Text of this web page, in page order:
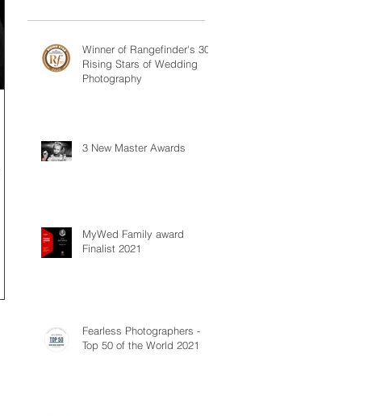
Winner of Rangefinder's 30
Rising Stars of Wedding
Photography
3 New Master Awards
MyWed Family award
Finalist 2021
Fearless Photographers -
Top 50 of the World 2021